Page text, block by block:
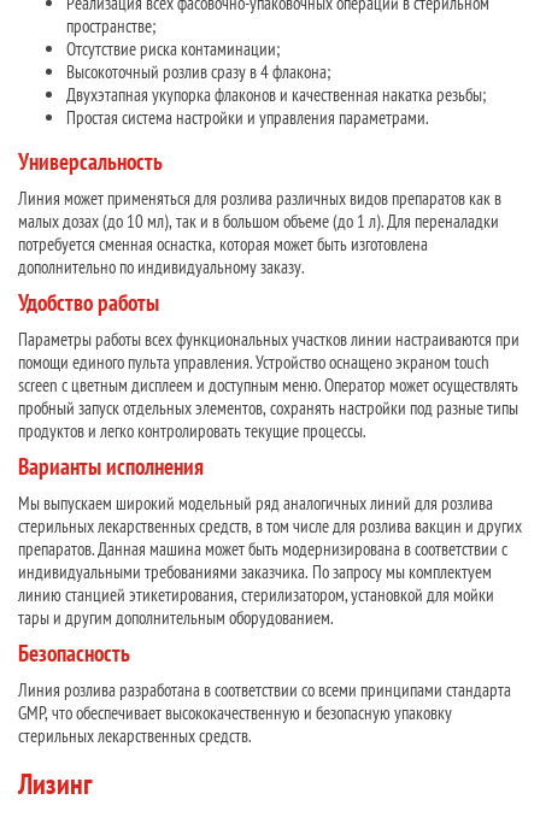
пространстве;
Отсутствие риска контаминации;
Высокоточный розлив сразу в 4 флакона;
Двухэтапная укупорка флаконов и качественная накатка резьбы;
Простая система настройки и управления параметрами.
Универсальность
Линия может применяться для розлива различных видов препаратов как в
малых дозах (до 10 мл), так и в большом объеме (до 1 л). Для переналадки
потребуется сменная оснастка, которая может быть изготовлена
дополнительно по индивидуальному заказу.
Удобство работы
Параметры работы всех функциональных участков линии настраиваются при
помощи единого пульта управления. Устройство оснащено экраном touch
screen с цветным дисплеем и доступным меню. Оператор может осуществлять
пробный запуск отдельных элементов, сохранять настройки под разные типы
продуктов и легко контролировать текущие процессы.
Варианты исполнения
Мы выпускаем широкий модельный ряд аналогичных линий для розлива
стерильных лекарственных средств, в том числе для розлива вакцин и других
препаратов. Данная машина может быть модернизирована в соответствии с
индивидуальными требованиями заказчика. По запросу мы комплектуем
линию станцией этикетирования, стерилизатором, установкой для мойки
тары и другим дополнительным оборудованием.
Безопасность
Линия розлива разработана в соответствии со всеми принципами стандарта
GMP, что обеспечивает высококачественную и безопасную упаковку
стерильных лекарственных средств.
Лизинг